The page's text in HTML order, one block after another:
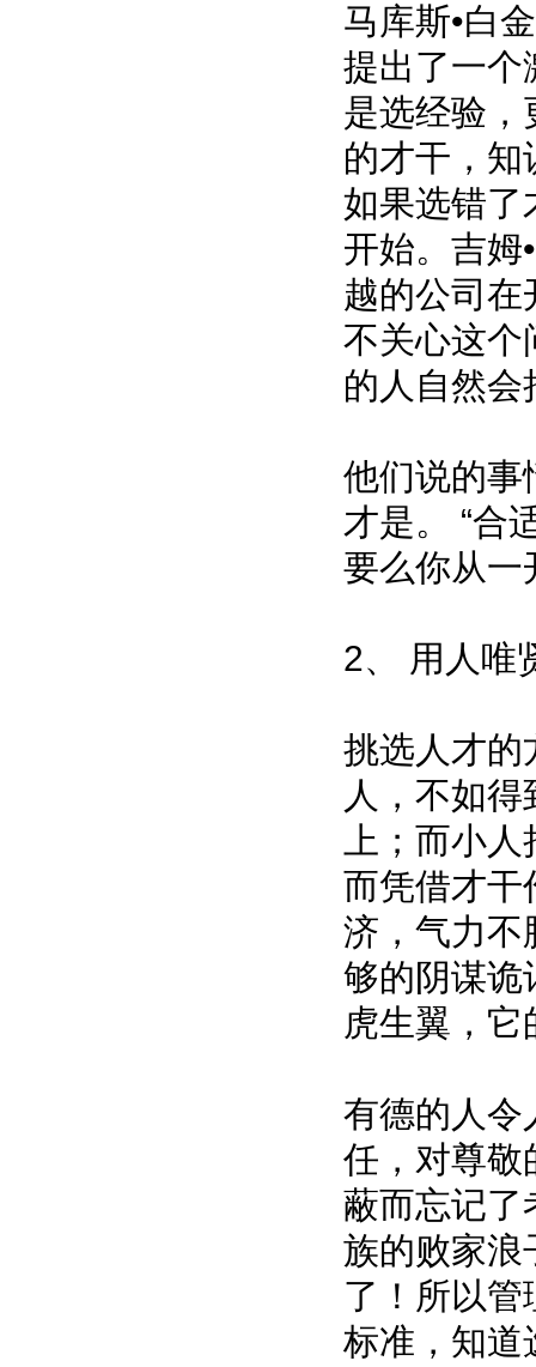
马库斯•白
提出了一个
是选经验，
的才干，知
如果选错了
开始。吉姆
越的公司在
不关心这个
的人自然会
他们说的事
才是。 “合
要么你从一
2、 用人唯
挑选人才的
人，不如
上；而小
而凭借才干
济，气力不
够的阴谋诡
虎生翼，
有德的人令
任，对尊敬
蔽而忘记了
族的败家浪
了！所以管
标准，知道